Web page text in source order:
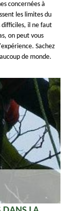
concernées à
les limites du
il ne faut
on peut vous
Sachez
de monde.